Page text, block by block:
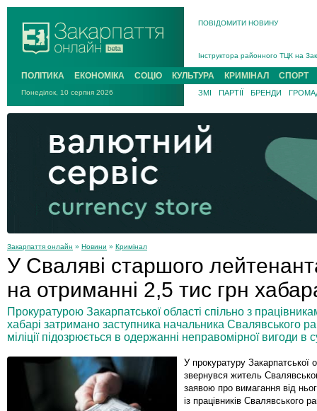
ПОВІДОМИТИ НОВИНУ
Інструктора районного ТЦК на
В Ужгороді попрощаються із
В Ужгороді 5 серпня
Підтвердили загибель
На війні з рф поліг військовий з
На війні загинув 26-річний
ПОЛІТИКА ЕКОНОМІКА СОЦІО КУЛЬТУРА КРИМІНАЛ СПОРТ
Понеділок, 10 серпня 2026 ЗМІ ПАРТІЇ БРЕНДИ
Закарпаття онлайн » Новини » Кримінал
У Сваляві старшого
на отриманні 2,5 тис грн
Прокуратурою Закарпатської області спільно з
хабарі затримано заступника начальника Свалявського
міліції підозрюється в одержанні неправомірної вигоди в
У прокуратуру Закарпатської
звернувся житель
заявою про вимагання від
із працівників Свалявського